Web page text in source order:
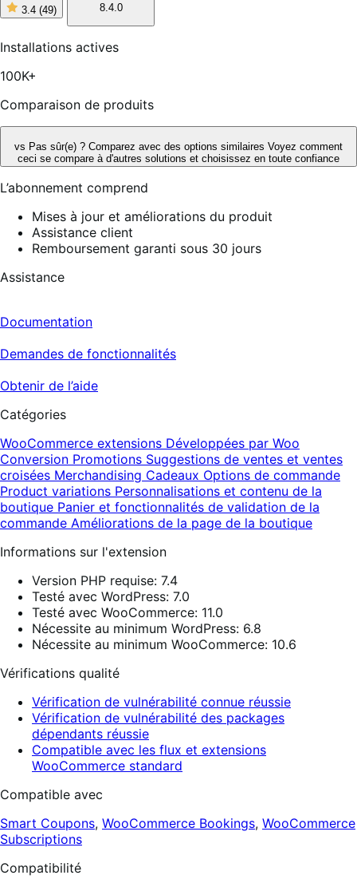
3.4 (49)
3
sur
5,
avis
8.4.0
Installations actives
100K+
Comparaison de produits
vs Pas sûr(e) ? Comparez avec des options similaires Voyez comment
ceci se compare à d'autres solutions et choisissez en toute confiance
L’abonnement comprend
Mises à jour et améliorations du produit
Assistance client
Remboursement garanti sous 30 jours
Assistance
Documentation
Demandes de fonctionnalités
Obtenir de l’aide
Catégories
WooCommerce extensions Développées par Woo
Conversion Promotions Suggestions de ventes et ventes
croisées Merchandising Cadeaux Options de commande
Product variations Personnalisations et contenu de la
boutique Panier et fonctionnalités de validation de la
commande Améliorations de la page de la boutique
Informations sur l'extension
Version PHP requise: 7.4
Testé avec WordPress: 7.0
Testé avec WooCommerce: 11.0
Nécessite au minimum WordPress: 6.8
Nécessite au minimum WooCommerce: 10.6
Vérifications qualité
Vérification de vulnérabilité connue réussie
Vérification de vulnérabilité des packages
dépendants réussie
Compatible avec les flux et extensions
WooCommerce standard
Compatible avec
Smart Coupons, WooCommerce Bookings, WooCommerce
Subscriptions
Compatibilité